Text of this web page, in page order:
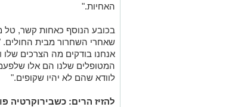
האחיות."
בכובע הנוסף כאחות קשר, טל
שאחרי השחרור מבית החולים.
אנחנו בודקים מה הצרכים שלו
המטופלים שלנו הם אלו
לוודא שהם לא יהיו שקופים."
להזיז הרים: כשבירוקרטיה